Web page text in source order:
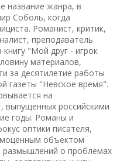
название жанра, в
Соболь, когда
Романист, критик,
преподаватель
"Мой друг - игрок
материалов,
за десятилетие работы
газеты "Невское время".
на
выпущенных российскими
годы. Романы и
оптики писателя,
объектом
размышлений о проблемах